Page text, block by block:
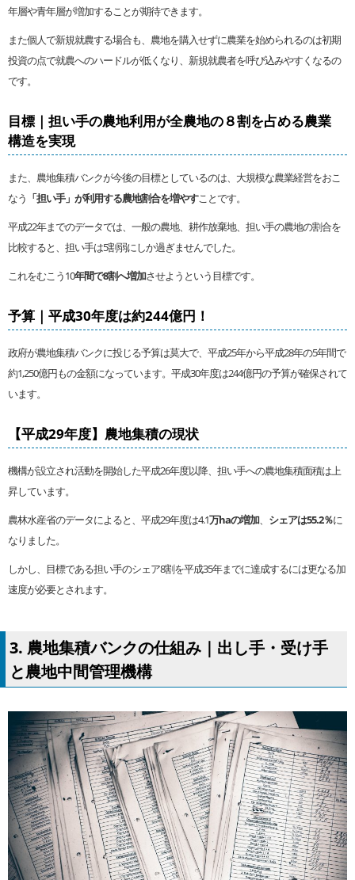
年層や青年層が増加することが期待できます。
また個人で新規就農する場合も、農地を購入せずに農業を始められるのは初期
投資の点で就農へのハードルが低くなり、新規就農者を呼び込みやすくなるの
です。
目標｜担い手の農地利用が全農地の８割を占める農業
構造を実現
また、農地集積バンクが今後の目標としているのは、大規模な農業経営をおこ
なう 「担い手」が利用する農地割合を増やすことです。
平成22年までのデータでは、一般の農地、耕作放棄地、担い手の農地の割合を
比較すると、担い手は5割弱にしか過ぎませんでした。
これをむこう10年間で8割へ増加させようという目標です。
予算｜平成30年度は約244億円！
政府が農地集積バンクに投じる予算は莫大で、平成25年から平成28年の5年間で
約1,250億円もの金額になっています。平成30年度は244億円の予算が確保されて
います。
【平成29年度】農地集積の現状
機構が設立され活動を開始した平成26年度以降、担い手への農地集積面積は上
昇しています。
農林水産省のデータによると、平成29年度は4.1万haの増加、 シェアは55.2％に
なりました。
しかし、目標である担い手のシェア8割を平成35年までに達成するには更なる加
速度が必要とされます。
3. 農地集積バンクの仕組み｜出し手・受け手
と農地中間管理機構